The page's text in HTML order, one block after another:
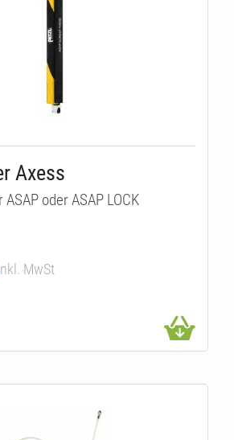
Axess
oder ASAP LOCK
MwSt